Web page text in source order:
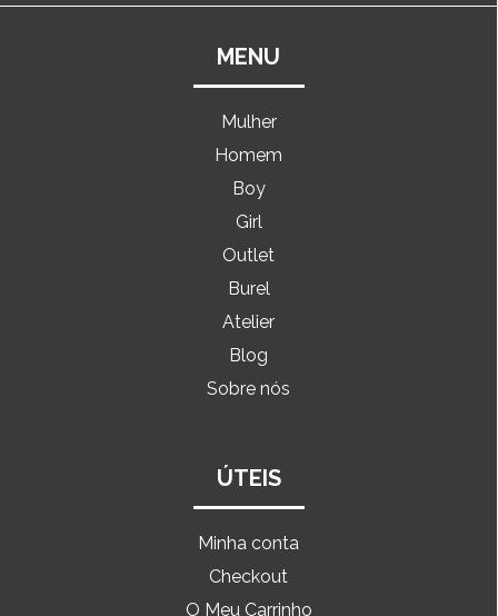
MENU
Mulher
Homem
Boy
Girl
Outlet
Burel
Atelier
Blog
Sobre nós
ÚTEIS
Minha conta
Checkout
O Meu Carrinho